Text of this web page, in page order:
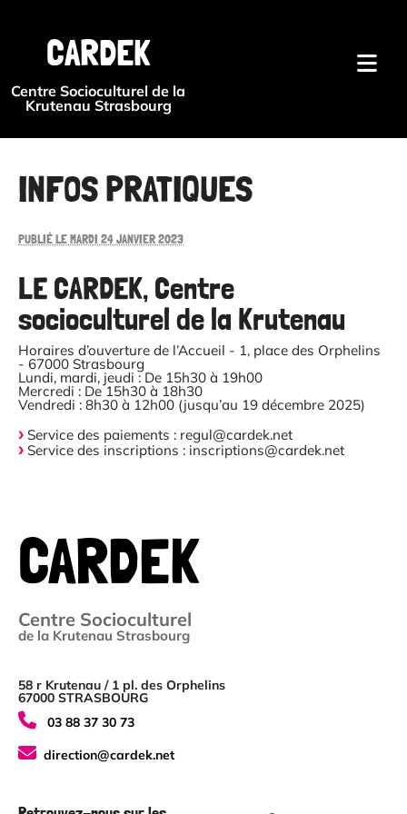
CARDEK
Centre Socioculturel de la
Krutenau Strasbourg
INFOS PRATIQUES
PUBLIÉ LE MARDI 24 JANVIER 2023
LE CARDEK, Centre
socioculturel de la Krutenau
Horaires d’ouverture de l’Accueil - 1, place des Orphelins
- 67000 Strasbourg
Lundi, mardi, jeudi : De 15h30 à 19h00
Mercredi : De 15h30 à 18h30
Vendredi : 8h30 à 12h00 (jusqu’au 19 décembre 2025)
Service des paiements : regul@cardek.net
Service des inscriptions : inscriptions@cardek.net
CARDEK
Centre Socioculturel
de la Krutenau Strasbourg
58 r Krutenau / 1 pl. des Orphelins
67000 STRASBOURG
03 88 37 30 73
direction@cardek.net